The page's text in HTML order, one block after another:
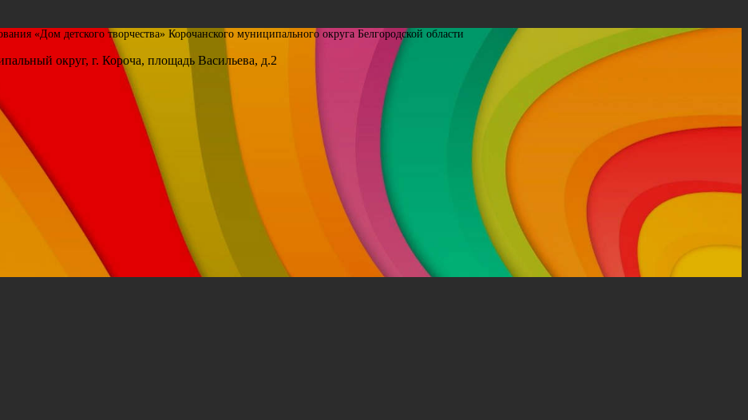
«Дом детского творчества» Корочанского муниципального округа Белгородской области
округ, г. Короча, площадь Васильева, д.2